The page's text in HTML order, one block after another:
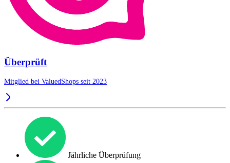
Überprüft
Mitglied bei ValuedShops seit 2023
Jährliche Überprüfung